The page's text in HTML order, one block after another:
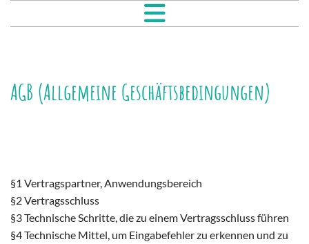
AGB (Allgemeine Geschäftsbedingungen)
§1 Vertragspartner, Anwendungsbereich
§2 Vertragsschluss
§3 Technische Schritte, die zu einem Vertragsschluss führen
§4 Technische Mittel, um Eingabefehler zu erkennen und zu